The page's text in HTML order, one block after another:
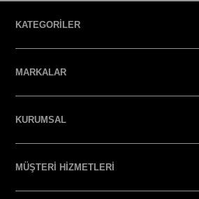
KATEGORİLER
MARKALAR
KURUMSAL
MÜŞTERİ HİZMETLERİ